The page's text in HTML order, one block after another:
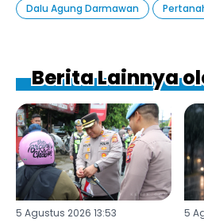
Dalu Agung Darmawan
Berita Lainnya
5 Agustus 2026 13:53 5